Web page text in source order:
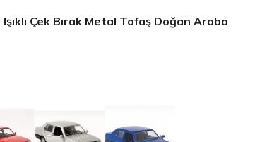
Işıklı Çek Bırak Metal Tofaş Doğan Araba